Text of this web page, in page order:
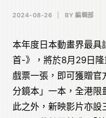
2024-08-26 BY 編輯部
本年度日本動畫界最
首-》，將於8月29日
戲票一張，即可獲贈
分鏡本」一本，全港
此之外，新映影片亦